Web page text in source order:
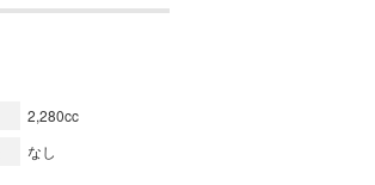
2,280cc
なし